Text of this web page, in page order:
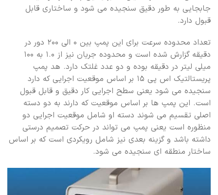
جابجایی به طور دقیق سنجیده می شود و ساختاری قابل
قبول دارد.
تعداد محدوده سرعت برای این پمپ بین ۰ الی ۲۰۰ دور در
دقیقه گزارش شده است و محدوده جریان نیز از ۱.۰ به ۱۰۰
میلی لیتر در دقیقه بوده و دو عدد غلتک دارد. هد پمپ
پریستالتیک اس پی ۱۵ بر اساس موقعیت اجرایی که دارد
سنجیده می شود یعنی سطح اجرایی کار دقیق و قابل قبول
است. این پمپ ها بر اساس موقعیت که دارند به دو دسته
اصلی تقسیم می شوند دسته او شامل موقعیت اجرایی دو
منظوره است یعنی پمپ می تواند در حرکت تصمیم درستی
داشته باشد و گزینه بعدی نیز شامل رویکردی است که بر اساس
ساختار منطقه ای سنجیده می شود.